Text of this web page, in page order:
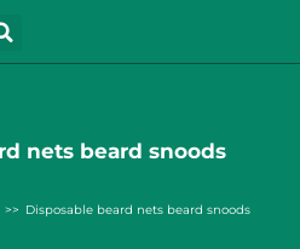
nets beard snoods
Disposable beard nets beard snoods